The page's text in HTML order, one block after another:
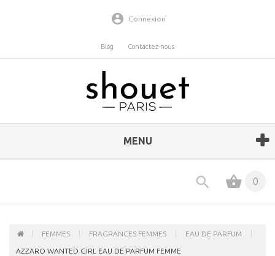
Connexion
Blog Contactez-nous
MENU
0
FEMMES FRAGRANCES FEMMES EAU DE PARFUM
AZZARO WANTED GIRL EAU DE PARFUM FEMME